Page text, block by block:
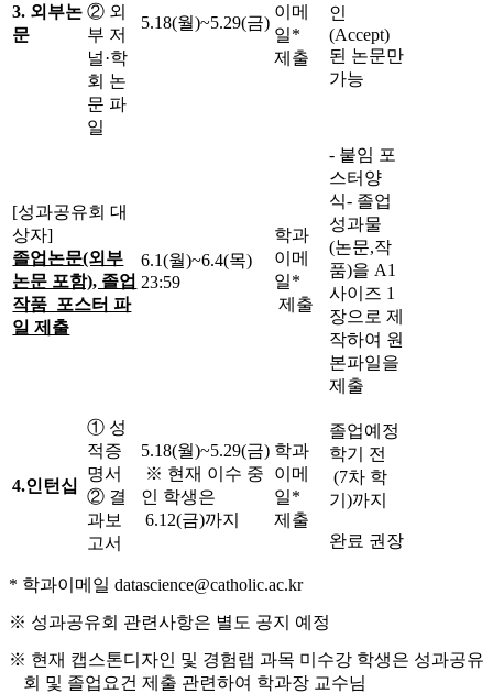
3. 외부논
문
② 외
부 저
널·학
회 논
문 파
일
5.18(월)~5.29(금)
이메
일*
제출
인
(Accept)
된 논문만
가능
[성과공유회 대
상자]
졸업논문(외부
논문 포함), 졸업
작품 포스터 파
일 제출
6.1(월)~6.4(목)
23:59
학과
이메
일*
제출
- 붙임 포
스터양
식- 졸업
성과물
(논문,작
품)을 A1
사이즈 1
장으로 제
작하여 원
본파일을
제출
4.인턴십
① 성
적증
명서
② 결
과보
고서
5.18(월)~5.29(금)
※ 현재 이수 중
인 학생은
6.12(금)까지
학과
이메
일*
제출
졸업예정
학기 전
(7차 학
기)까지
완료 권장
* 학과이메일 datascience@catholic.ac.kr
※ 성과공유회 관련사항은 별도 공지 예정
※ 현재 캡스톤디자인 및 경험랩 과목 미수강 학생은 성과공유
회 및 졸업요건 제출 관련하여 학과장 교수님